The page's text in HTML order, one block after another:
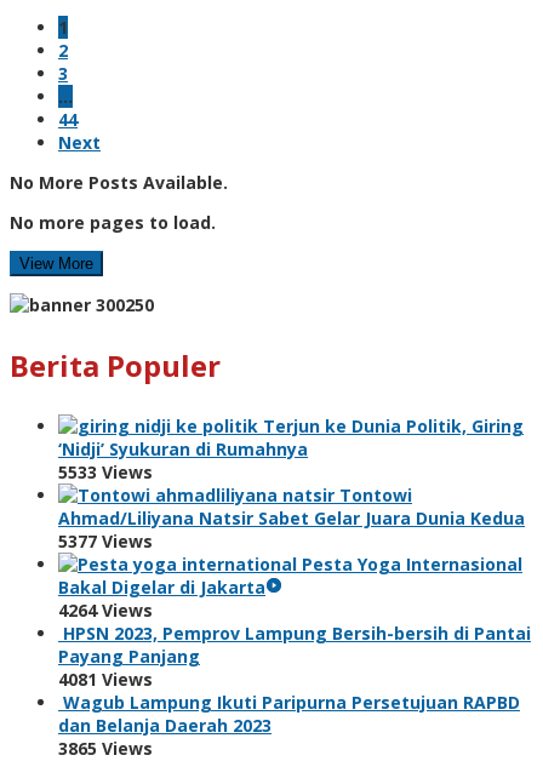
1
2
3
…
44
Next
No More Posts Available.
No more pages to load.
View More
Berita Populer
Terjun ke Dunia Politik, Giring
‘Nidji’ Syukuran di Rumahnya
5533 Views
Tontowi
Ahmad/Liliyana Natsir Sabet Gelar Juara Dunia Kedua
5377 Views
Pesta Yoga Internasional
Bakal Digelar di Jakarta
4264 Views
HPSN 2023, Pemprov Lampung Bersih-bersih di Pantai
Payang Panjang
4081 Views
Wagub Lampung Ikuti Paripurna Persetujuan RAPBD
dan Belanja Daerah 2023
3865 Views